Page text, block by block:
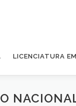
LICENCIATURA